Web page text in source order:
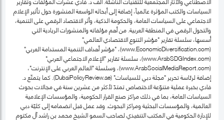
السياسات والكتب المؤثرة عالمياً، إضافة إلى أبحاثه الواسعة المنشورة حول تأثير الإعلام
الاجتماعي على السياسات العامة، والحكومة الذكية، وأثر الاقتصاد الرقمي على التنمية،
والتحول الرقمي في المنطقة العربية. من أهم مؤلفاته والمنشورات الريادية التي
أسسها، سلسلة تقارير "مؤشر التنوع الاقتصادي العالمي"
(www.EconomicDiversification.com)، "مؤشر أهداف التنمية المستدامة العربي"
(www.ArabSDGIndex.com)، سلسلة تقارير "الإعلام الاجتماعي العربي"
(www.ArabSocialMediaReport.com)، وسلسلة "العالم العربي على الإنترنت"،
إضافة لرئاسة تحرير "مجلة دبي للسياسات" (DubaiPolicyReview.ae). كما يتمتّع د.
فادي بخبرة عملية متنوّعة الاختصاص تمتدّ لأكثر من عشرين سنة في مجالات بحوث
السياسات العامة، بما في ذلك مراكز صنع القرار الحكومية، والمؤسسات الإعلامية
العالمية، والمؤسسات البحثية ومراكز البحوث. وقد عمل قبل انضمامه إلى كليّة دبي
للإدارة الحكومية في المكتب التنفيذي لصاحب السمو الشيخ محمد بن راشد آل مكتوم